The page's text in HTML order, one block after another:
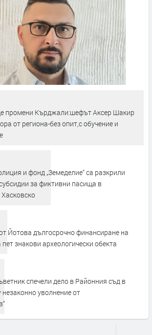
промени Кърджали:шефът Аксер Шакир
от региона-без опит,с обучение и
и фонд „Земеделие“ са разкрили
за фиктивни пасища в
Йотова дългосрочно финансиране на
знакови археологически обекта
спечели дело в Районния съд в
уволнение от